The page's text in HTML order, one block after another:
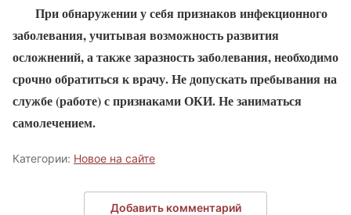
При обнаружении у себя признаков инфекционного
заболевания, учитывая возможность развития
осложнений, а также заразность заболевания, необходимо
срочно обратиться к врачу. Не допускать пребывания на
службе (работе) с признаками ОКИ. Не заниматься
самолечением.
Категории: Новое на сайте
Добавить комментарий